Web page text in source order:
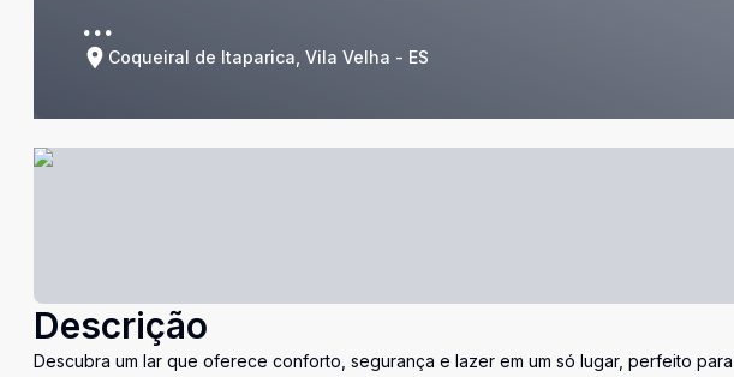
...
Coqueiral de Itaparica, Vila Velha - ES
Descrição
Descubra um lar que oferece conforto, segurança e lazer em um só lugar, perfeito